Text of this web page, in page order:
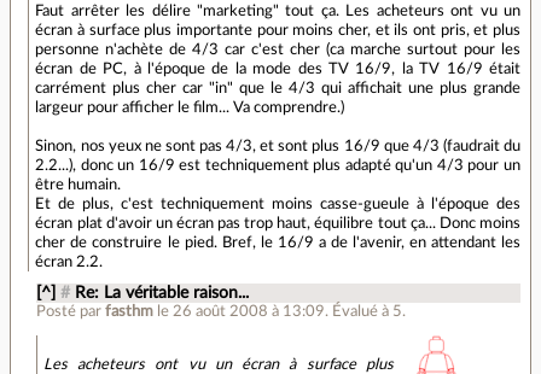
Faut arrêter les délire "marketing" tout ça. Les acheteurs ont vu un
écran à surface plus importante pour moins cher, et ils ont pris, et plus
personne n'achète de 4/3 car c'est cher (ca marche surtout pour les
écran de PC, à l'époque de la mode des TV 16/9, la TV 16/9 était
carrément plus cher car "in" que le 4/3 qui affichait une plus grande
largeur pour afficher le film... Va comprendre.)
Sinon, nos yeux ne sont pas 4/3, et sont plus 16/9 que 4/3 (faudrait du
2.2...), donc un 16/9 est techniquement plus adapté qu'un 4/3 pour un
être humain.
Et de plus, c'est techniquement moins casse-gueule à l'époque des
écran plat d'avoir un écran pas trop haut, équilibre tout ça... Donc moins
cher de construire le pied. Bref, le 16/9 a de l'avenir, en attendant les
écran 2.2.
[^] # Re: La véritable raison...
Posté par fasthm le 26 août 2008 à 13:09. Évalué à 5.
Les acheteurs ont vu un écran à surface plus